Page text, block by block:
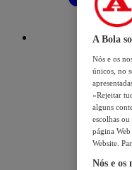
A Bola
Nós e os
únicos, no
«Rejeitar
alguns
escolhas
página
Website.
Nós e os